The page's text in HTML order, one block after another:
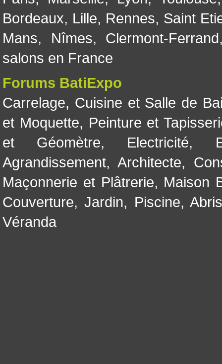
Bordeaux, Lille, Rennes, Saint
Mans, Nîmes, Clermont-Ferrand
salons en France
Forums BatiExpo
Carrelage, Cuisine et Salle de
et Moquette, Peinture et
et Géomètre, Electricité,
Agrandissement, Architecte,
Maçonnerie et Plâtrerie, Maison
Couverture,Jardin, Piscine,
Véranda